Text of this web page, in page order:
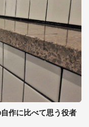
作に比べて思う役者